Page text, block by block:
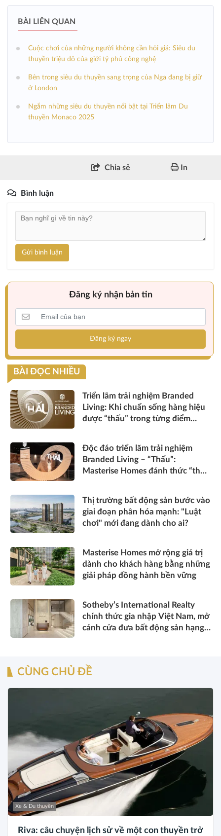
BÀI LIÊN QUAN
Cuộc chơi của những người không cần hỏi giá: Siêu du
thuyền triệu đô của giới tỷ phú công nghệ
Bên trong siêu du thuyền sang trọng của Nga đang bị giữ
ở London
Ngắm những siêu du thuyền nổi bật tại Triển lãm Du
thuyền Monaco 2025
Chia sẻ In
Bình luận
Gửi bình luận
Đăng ký nhận bản tin
Đăng ký ngay
BÀI ĐỌC NHIỀU
Triển lãm trải nghiệm Branded
Living: Khi chuẩn sống hàng hiệu
được “thấu” trong từng điểm
Độc đáo triển lãm trải nghiệm
Branded Living – “Thấu”:
Masterise Homes đánh thức “thấu
Thị trường bất động sản bước vào
giai đoạn phân hóa mạnh: "Luật
chơi" mới đang dành cho ai?
Masterise Homes mở rộng giá trị
dành cho khách hàng bằng những
giải pháp đồng hành bền vững
Sotheby’s International Realty
chính thức gia nhập Việt Nam, mở
cánh cửa đưa bất động sản hạng
CÙNG CHỦ ĐỀ
Xe & Du thuyền
Riva: câu chuyện lịch sử về một con thuyền trở